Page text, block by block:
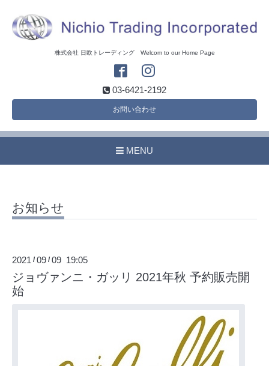
株式会社 日欧トレーディング Welcom to our Home Page
03-6421-2192
お問い合わせ
MENU
お知らせ
2021 /09 /09 19:05
ジョヴァンニ・ガッリ 2021年秋 予約販売開
始